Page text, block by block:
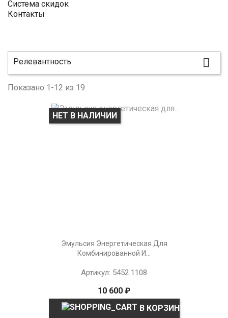
Система скидок
Контакты
Релевантность 
Показано 1-12 из 19
Эмульсия Энергетическая Для
Комбинированной И...
Артикул: 5452 1108
10 600 ₽
В КОРЗИНУ
НЕТ В НАЛИЧИИ